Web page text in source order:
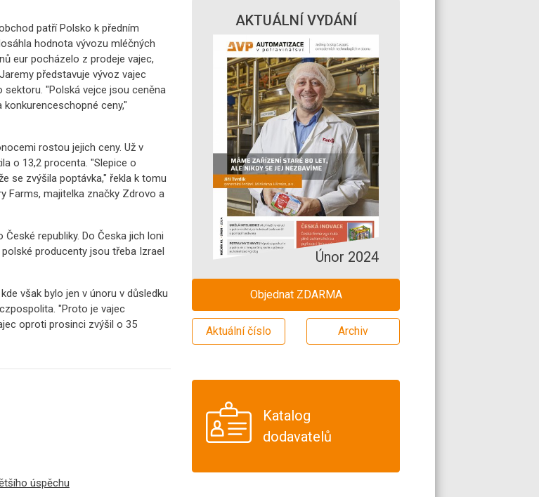
patří Polsko k předním
hodnota vývozu mléčných
eur pocházelo z prodeje vajec,
představuje vývoz vajec
"Polská vejce jsou ceněna
ceny,"
rostou jejich ceny. Už v
o 13,2 procenta. "Slepice o
se zvýšila poptávka," řekla k tomu
Farms, majitelka značky Zdrovo a
republiky. Do Česka jich loni
producenty jsou třeba Izrael
však bylo jen v únoru v důsledku
"Proto je vajec
oproti prosinci zvýšil o 35
úspěchu
AKTUÁLNÍ VYDÁNÍ
Únor 2024
Objednat ZDARMA
Aktuální číslo Archiv
Katalog
dodavatelů